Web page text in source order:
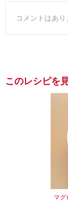
コメントはあり
このレシピを
マグ